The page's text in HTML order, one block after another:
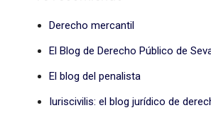
Derecho mercantil
El Blog de Derecho Público de
El blog del penalista
Iuriscivilis: el blog jurídico de